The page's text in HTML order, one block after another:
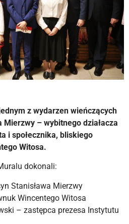
z wydarzen wieńczących
Mierzwy – wybitnego działacza
i społecznika, bliskiego
Witosa.
dokonali:
Stanisława Mierzwy
Wincentego Witosa
– zastępca prezesa Instytutu